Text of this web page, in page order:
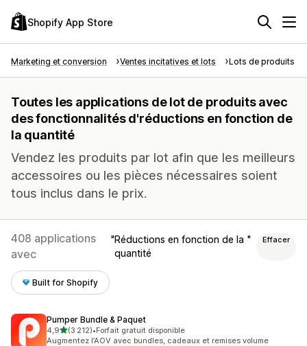
Shopify App Store
Marketing et conversion Ventes incitatives et lots Lots de produits
Toutes les applications de lot de produits avec
des fonctionnalités d'réductions en fonction de
la quantité
Vendez les produits par lot afin que les meilleurs
accessoires ou les pièces nécessaires soient
tous inclus dans le prix.
408 applications
avec
Réductions en fonction de la
quantité
Effacer
Built for Shopify
Pumper Bundle & Paquet
4,9étoile(s) sur 5
(3 212)
3212 avis au total
•Forfait gratuit disponible
Augmentez l’AOV avec bundles, cadeaux et remises volume